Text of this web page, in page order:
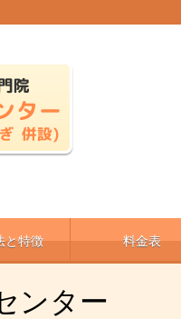
と特徴 料金表
ンター